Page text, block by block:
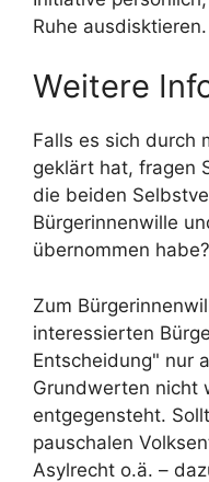
Ruhe ausdisktieren.
Weitere
Falls es sich durch
geklärt hat, fragen
die beiden
Bürgerinnenwille
übernommen habe?
Zum
interessierten
Entscheidung" nur
Grundwerten nicht
entgegensteht.
pauschalen
Asylrecht o.ä. –